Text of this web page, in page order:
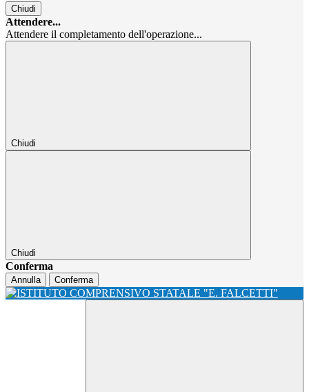
Chiudi
Attendere...
Attendere il completamento dell'operazione...
Chiudi
Chiudi
Conferma
Annulla Conferma